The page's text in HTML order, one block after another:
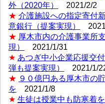
外（2020年）
2021/2/2
★ 介護施設への指定寄付
意銀行（提案実現）
★ 厚木市内の介護事業所
現）
2021/1/31
★ あつぎ中小企業応援交
弾も提案実現）
2021/1/
★ ９０億円ある厚木市の
を
2021/1/8
★ 生徒は授業中も防寒着